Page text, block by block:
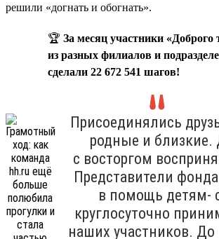
решили «догнать и обогнать».
🏆 За месяц участники «Доброго
из разных филиалов и
сделали 22 672 541 шагов!
Присоединялись
родные и близкие.
с восторгом
Представители
в помощь детям-
круглосуточно
наших участников. До